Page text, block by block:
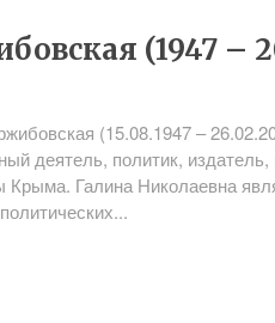
(1947 –
(15.08.1947 –
деятель, политик, издатель,
Крыма. Галина Николаевна